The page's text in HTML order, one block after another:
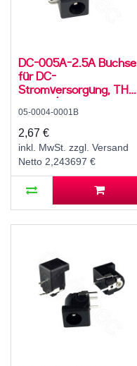
DC-005A-2.5A Buchse
für DC-
Stromversorgung, THT,
für 5,5 / 2,5 mm
Hohlstecker, 30 V, 500
mA, 90°, -20..70 °C
05-0004-0001B
2,67 €
inkl. MwSt. zzgl. Versand
Netto 2,243697 €